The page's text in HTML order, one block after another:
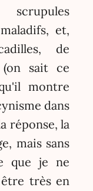
scrupules
et,
de
(on sait ce
montre
dans
réponse, la
mais sans
que je ne
très en